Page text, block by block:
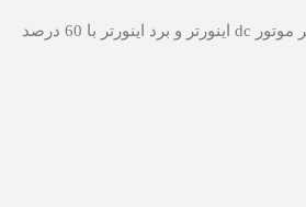
کولر گازی جی پلاس اینورتر موتور dc اینورتر و برد اینورتر با 60 درصد